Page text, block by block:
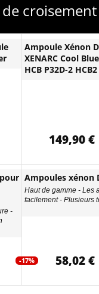
de
Ampoule Xénon
XENARC Cool
HCB P32D-2 HCB2
149,90 €
-
Ampoules xénon
Haut de gamme - Les
facilement - Plusieurs
-17% 58,02 €